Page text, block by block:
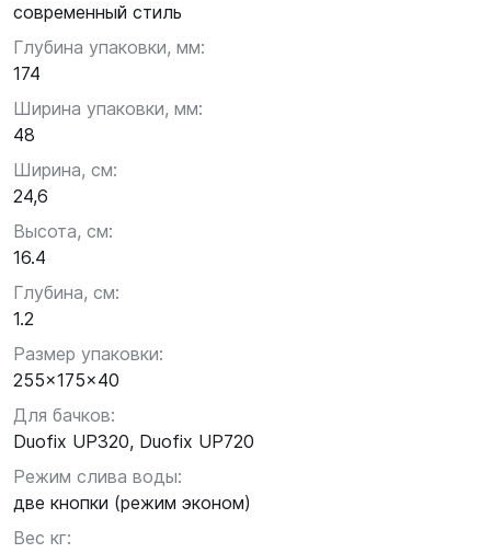
современный стиль
Глубина упаковки, мм:
174
Ширина упаковки, мм:
48
Ширина, см:
24,6
Высота, см:
16.4
Глубина, см:
1.2
Размер упаковки:
255x175x40
Для бачков:
Duofix UP320, Duofix UP720
Режим слива воды:
две кнопки (режим эконом)
Вес кг: